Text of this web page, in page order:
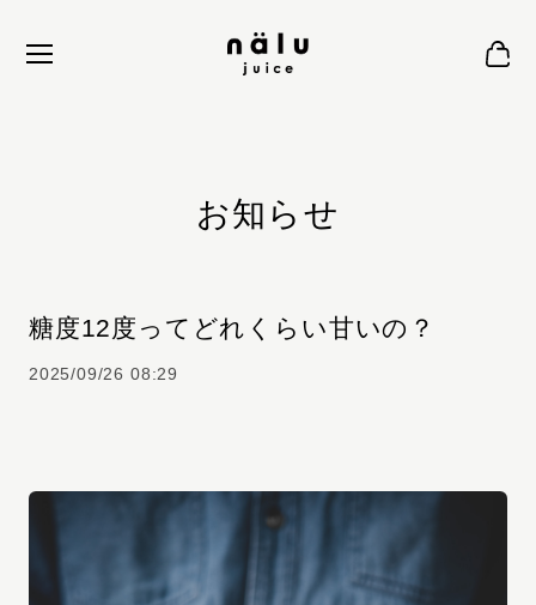
お知らせ
糖度12度ってどれくらい甘いの？
2025/09/26 08:29